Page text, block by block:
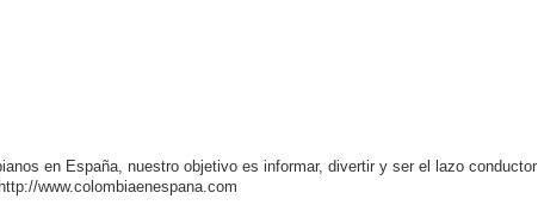
en España, nuestro objetivo es informar, divertir y ser el lazo conductor
www.colombiaenespana.com